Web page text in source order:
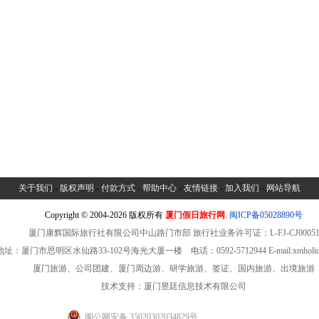
关于我们 - 版权声明 - 付款方式 - 帮助中心 - 友情链接 - 加入我们 - 网站导航
Copyright © 2004-2026 版权所有 厦门假日旅行网 . 闽ICP备05028890号
厦门康辉国际旅行社有限公司中山路门市部 旅行社业务许可证：L-FJ-CJ00051
址：厦门市思明区水仙路33-102号海光大厦一楼 电话：0592-5712944 E-
厦门旅游、公司团建、厦门周边游、研学旅游、签证、国内旅游、出境旅游
技术支持：厦门昱廷信息技术有限公司
闽公网安备 35020302034829号